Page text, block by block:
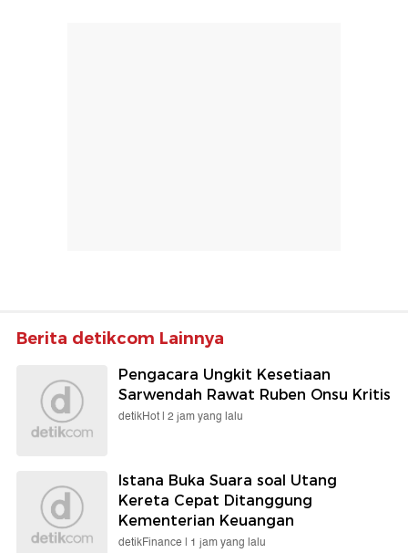
Berita detikcom Lainnya
Pengacara Ungkit Kesetiaan
Sarwendah Rawat Ruben Onsu Kritis
detikHot | 2 jam yang lalu
Istana Buka Suara soal Utang
Kereta Cepat Ditanggung
Kementerian Keuangan
detikFinance | 1 jam yang lalu